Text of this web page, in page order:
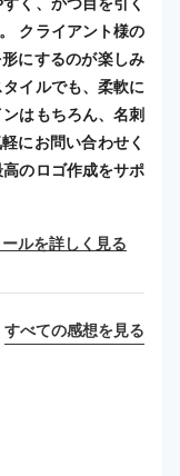
クライアント様の
にするのが楽しみ
イルでも、柔軟に
はもちろん、名刺
にお問い合わせく
のロゴ作成をサポ
ルを詳しく見る
すべての感想を見る